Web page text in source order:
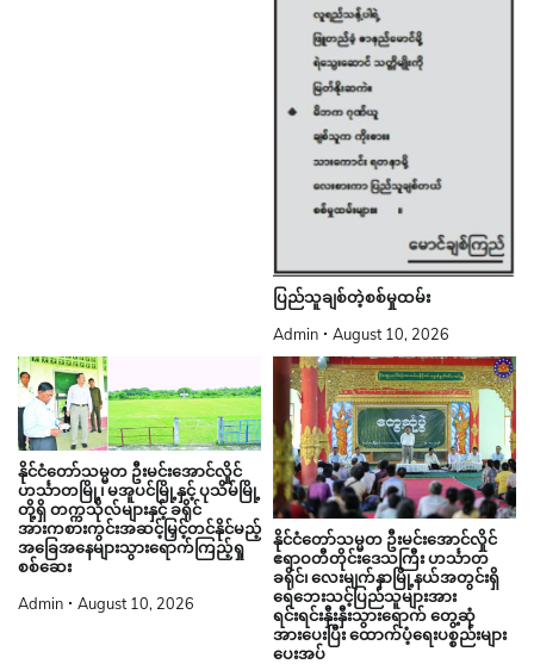
ပြည်သူချစ်တဲ့စစ်မှုထမ်း
Admin August 10, 2026
နိုင်ငံတော်သမ္မတ ဦးမင်းအောင်လှိုင်
ဟင်္သာတမြို့၊ မအူပင်မြို့နှင့် ပုသိမ်မြို့
တို့ရှိ တက္ကသိုလ်များနှင့် ခရိုင်
အားကစားကွင်းအဆင့်မြှင့်တင်နိုင်မည့်
အခြေအနေများသွားရောက်ကြည့်ရှု
စစ်ဆေး
Admin August 10, 2026
နိုင်ငံတော်သမ္မတ ဦးမင်းအောင်လှိုင်
ဧရာဝတီတိုင်းဒေသကြီး ဟင်္သာတ
ခရိုင်၊ လေးမျက်နှာမြို့နယ်အတွင်းရှိ
ရေဘေးသင့်ပြည်သူများအား
ရင်းရင်းနှီးနှီးသွားရောက် တွေ့ဆုံ
အားပေးပြီး ထောက်ပံ့ရေးပစ္စည်းများ
ပေးအပ်